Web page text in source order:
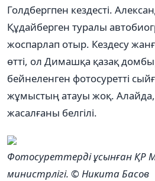
Голдбергпен кездесті.
Құдайберген туралы
жоспарлап отыр. Кездесу
өтті, ол Димашқа қазақ
бейнеленген фотосуретті
жұмыстың атауы жоқ.
жасалғаны белгілі.
Фотосуреттерді ұсынған ҚР
министрлігі. © Никита Басов